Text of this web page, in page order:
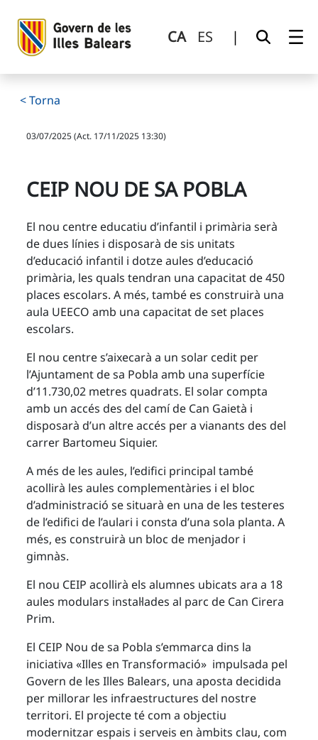
CA ES |
< Torna
03/07/2025 (Act. 17/11/2025 13:30)
CEIP NOU DE SA POBLA
El nou centre educatiu d’infantil i primària serà
de dues línies i disposarà de sis unitats
d’educació infantil i dotze aules d’educació
primària, les quals tendran una capacitat de 450
places escolars. A més, també es construirà una
aula UEECO amb una capacitat de set places
escolars.
El nou centre s’aixecarà a un solar cedit per
l’Ajuntament de sa Pobla amb una superfície
d’11.730,02 metres quadrats. El solar compta
amb un accés des del camí de Can Gaietà i
disposarà d’un altre accés per a vianants des del
carrer Bartomeu Siquier.
A més de les aules, l’edifici principal també
acollirà les aules complementàries i el bloc
d’administració se situarà en una de les testeres
de l’edifici de l’aulari i consta d’una sola planta. A
més, es construirà un bloc de menjador i
gimnàs.
El nou CEIP acollirà els alumnes ubicats ara a 18
aules modulars instal·lades al parc de Can Cirera
Prim.
El CEIP Nou de sa Pobla s’emmarca dins la
iniciativa «Illes en Transformació» impulsada pel
Govern de les Illes Balears, una aposta decidida
per millorar les infraestructures del nostre
territori. El projecte té com a objectiu
modernitzar espais i serveis en àmbits clau, com